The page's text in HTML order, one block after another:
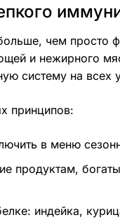
чем просто
и нежирного
систему на всех
принципов:
в меню
продуктам,
индейка,